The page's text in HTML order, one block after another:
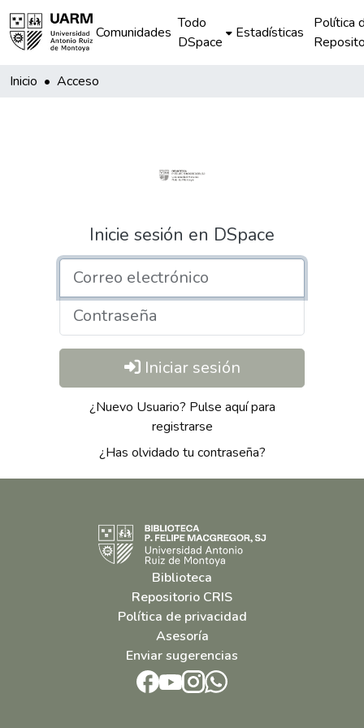
Comunidades
Todo
DSpace
Estadísticas
Política
Inicio Acceso
Inicie sesión en DSpace
Iniciar sesión
¿Nuevo Usuario? Pulse aquí para
registrarse
¿Has olvidado tu contraseña?
Biblioteca
Repositorio CRIS
Política de privacidad
Asesoría
Enviar sugerencias